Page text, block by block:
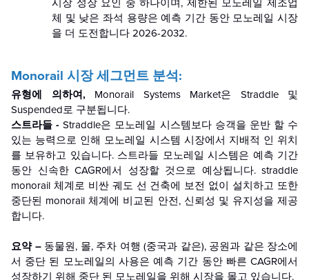
시장 성장 요인 중 하나이며, 제한된 모노레일 제조업
체 및 낮은 좌석 용량은 예측 기간 동안 모노레일 시장
을 더 도전합니다 2026-2032.
Monorail 시장 세그먼트 분석:
유형에 의하여,Monorail Systems Market은 Straddle 및
Suspended로 구분됩니다.
스트라들 - Straddle은 모노레일 시스템보다 승객을 운반 할 수
있는 능력으로 인해 모노레일 시스템 시장에서 지배적 인 위치
를 보유하고 있습니다. 스트라들 모노레일 시스템은 예측 기간
동안 신속한 CAGR에서 성장할 것으로 예상됩니다. straddle
monorail 체계로 비싼 궤도 선 건축에 보전 없이 설치하고 또한
중단된 monorail 체계에 비교된 안전, 신뢰성 및 유지성을 제공
합니다.
요약 –동물원, 몰, 주차 여행 (중국과 같은), 공원과 같은 장소에
서 중단 된 모노레일의 사용은 예측 기간 동안 빠른 CAGR에서
성장하기 위해 중단 된 모노레일을 위해 시장을 몰고 있습니다.